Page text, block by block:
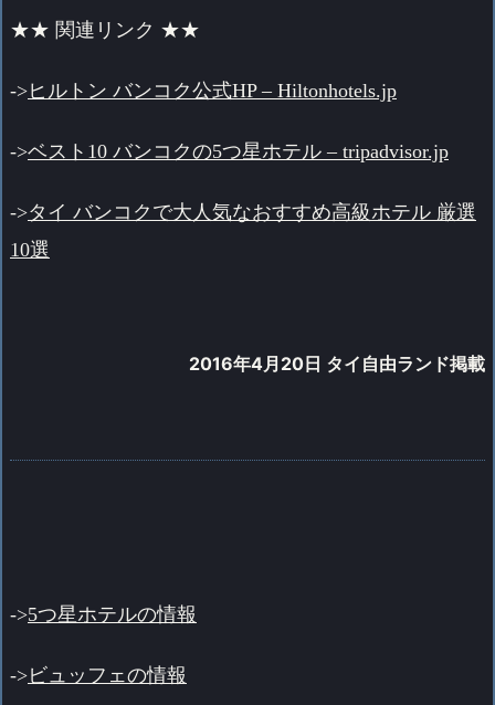
★★ 関連リンク ★★
->ヒルトン バンコク公式HP – Hiltonhotels.jp‎
->ベスト10 バンコクの5つ星ホテル – tripadvisor.jp‎
->タイ バンコクで大人気なおすすめ高級ホテル 厳選
10選
2016年4月20日 タイ自由ランド掲載
->5つ星ホテルの情報
->ビュッフェの情報